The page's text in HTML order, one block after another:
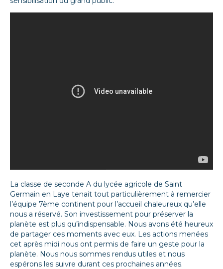
La classe de seconde A du lycée agricole de Saint
Germain en Laye tenait tout particulièrement à remercier
l’équipe 7ème continent pour l’accueil chaleureux qu’elle
nous a réservé. Son investissement pour préserver la
planète est plus qu’indispensable. Nous avons été heureux
de partager ces moments avec eux. Les actions menées
cet après midi nous ont permis de faire un geste pour la
planète. Nous nous sommes rendus utiles et nous
espérons les suivre durant ces prochaines années.